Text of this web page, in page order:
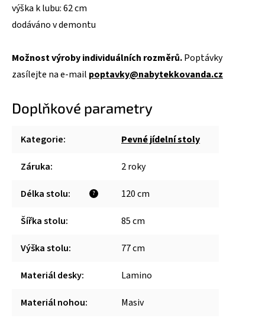
výška k lubu: 62 cm
dodáváno v demontu
Možnost výroby individuálních rozměrů.Poptávky
zasílejte na e-mail poptavky@nabytekkovanda.cz
Doplňkové parametry
Kategorie: Pevné jídelní stoly
Záruka: 2 roky
?
Délka stolu: 120 cm
Šířka stolu: 85 cm
Výška stolu: 77 cm
Materiál desky: Lamino
Materiál nohou: Masiv